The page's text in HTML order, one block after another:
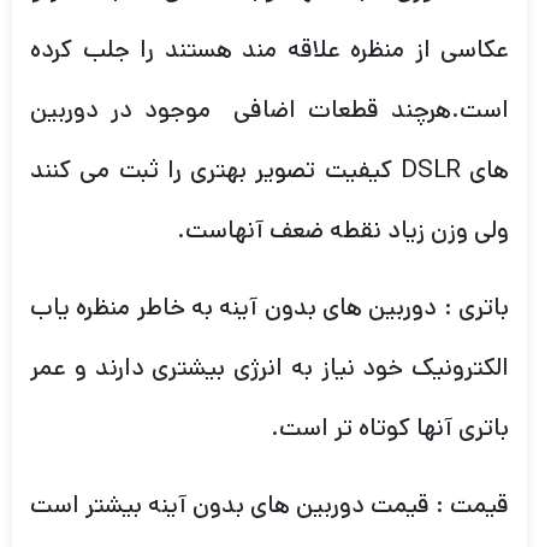
عکاسی از منظره علاقه مند هستند را جلب کرده
است.هرچند قطعات اضافی موجود در دوربین
های DSLR کیفیت تصویر بهتری را ثبت می کنند
ولی وزن زیاد نقطه ضعف آنهاست.
باتری : دوربین های بدون آینه به خاطر منظره یاب
الکترونیک خود نیاز به انرژی بیشتری دارند و عمر
باتری آنها کوتاه تر است.
قیمت : قیمت دوربین های بدون آینه بیشتر است